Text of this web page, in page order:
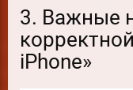
3. Важные
iPhone»